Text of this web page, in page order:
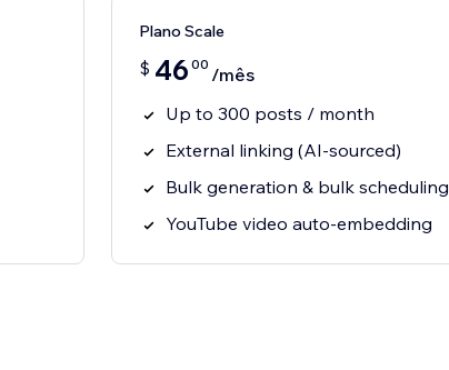
Plano Scale
$ 46 00 /mês
Up to 300 posts / month
External linking (AI-sourced)
Bulk generation & bulk scheduling
YouTube video auto-embedding